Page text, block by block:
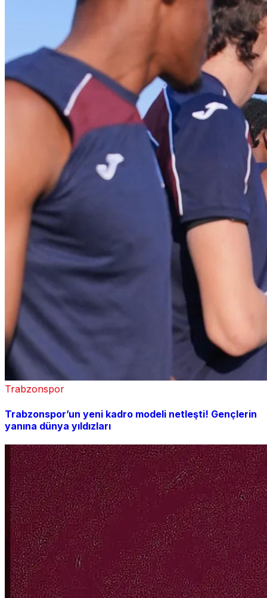
Trabzonspor
Trabzonspor’un yeni kadro modeli netleşti! Gençlerin
yanına dünya yıldızları